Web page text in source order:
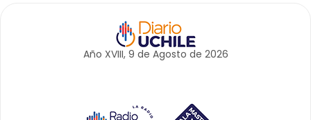
Año XVIII, 9 de Agosto de 2026